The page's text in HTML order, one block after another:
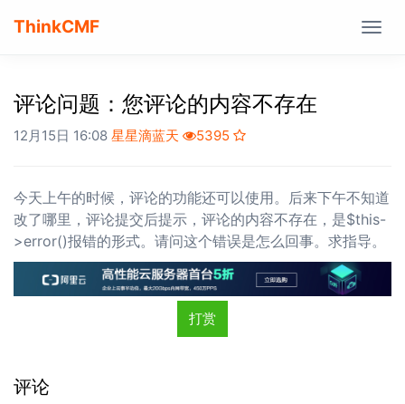
ThinkCMF
评论问题：您评论的内容不存在
12月15日 16:08 星星滴蓝天 5395
今天上午的时候，评论的功能还可以使用。后来下午不知道
改了哪里，评论提交后提示，评论的内容不存在，是$this-
>error()报错的形式。请问这个错误是怎么回事。求指导。
打赏
评论